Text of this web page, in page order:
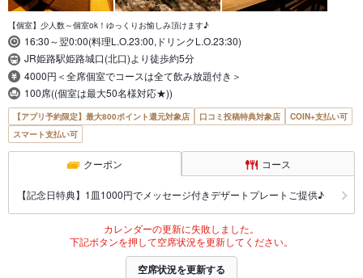
【個室】少人数～個室ok！ゆっくりお愉しみ頂けます♪
16:30～翌0:00(料理L.O.23:00,ドリンクL.O.23:30)
JR姫路駅姫路城口(北口)より徒歩約5分
4000円＜全席個室でコースは全て飲み放題付き＞
100席((個室は最大50名様対応★))
【アプリ予約限定】最大800ポイント還元対象店 口コミ投稿特典対象店
COIN+支払い可
スマート支払い可
クーポン コース
【記念日特典】1皿1000円でメッセージ付きデザートプレートご提供♪
カレンダーの更新に失敗しました。
下記ボタンを押して空席状況を更新してください。
空席状況を更新する